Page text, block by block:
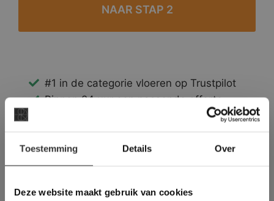
Toestemming Details Over
Deze website maakt gebruik van cookies
#1 in de categorie vloeren op Trustpilot
Binnen 24 uur een passende offerte
Legwerk vanuit het tegelzettersgilde
Meer dan 500 m2 showtuin
Deze website maakt
gebruik van cookies.
This Cookie Banner was deleted and is no